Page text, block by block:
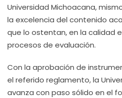
Universidad Michoacana,
la excelencia del contenido
que lo ostentan, en la calidad
procesos de evaluación.
Con la aprobación de
el referido reglamento, la
avanza con paso sólido en el